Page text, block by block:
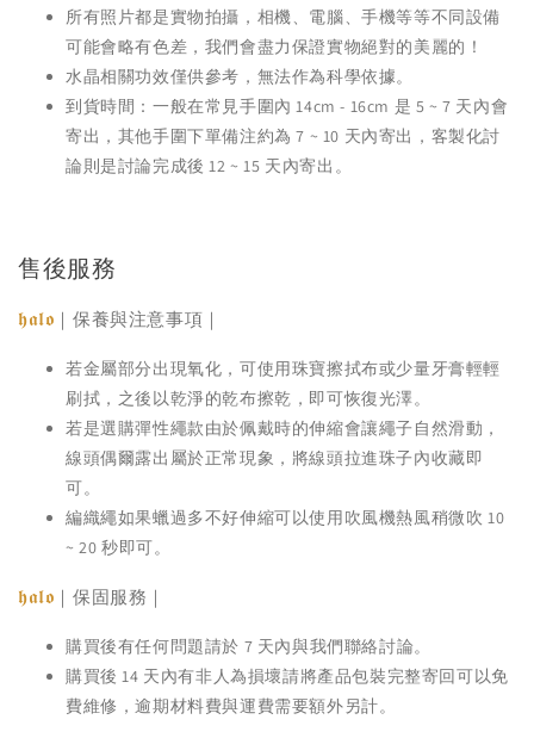
所有照片都是實物拍攝，相機、電腦、手機等等不同設備
可能會略有色差，我們會盡力保證實物絕對的美麗的！
水晶相關功效僅供參考，無法作為科學依據。
到貨時間：一般在常見手圍內 14cm - 16cm 是 5 ~ 7 天內會
寄出，其他手圍下單備注約為 7 ~ 10 天內寄出，客製化討
論則是討論完成後 12 ~ 15 天內寄出。
售後服務
𝖍𝖆𝖑𝖔 ｜保養與注意事項｜
若金屬部分出現氧化，可使用珠寶擦拭布或少量牙膏輕輕
刷拭，之後以乾淨的乾布擦乾，即可恢復光澤。
若是選購彈性繩款由於佩戴時的伸縮會讓繩子自然滑動，
線頭偶爾露出屬於正常現象，將線頭拉進珠子內收藏即
可。
編織繩如果蠟過多不好伸縮可以使用吹風機熱風稍微吹 10
~ 20 秒即可。
𝖍𝖆𝖑𝖔 ｜保固服務｜
購買後有任何問題請於 7 天內與我們聯絡討論。
購買後 14 天內有非人為損壞請將產品包裝完整寄回可以免
費維修，逾期材料費與運費需要額外另計。